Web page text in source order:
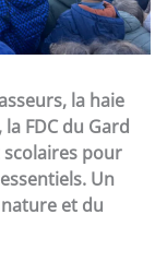
la haie
FDC du Gard
pour
Un
et du